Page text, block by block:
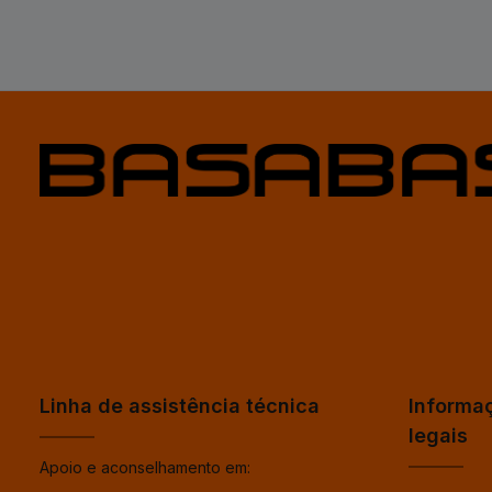
Linha de assistência técnica
Apoio e aconselhamento em:
legais